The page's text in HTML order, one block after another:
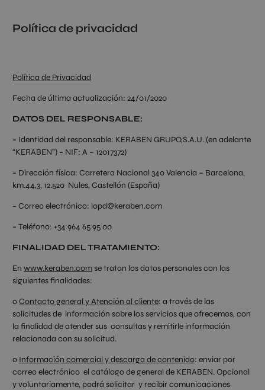
Política de privacidad
Política de Privacidad
Fecha de última actualización: 24/01/2020
DATOS DEL RESPONSABLE:
- Identidad del responsable: KERABEN GRUPO,S.A.U. (en adelante
“KERABEN”) - NIF: A – 12017372)
- Dirección física: Carretera Nacional 340 Valencia – Barcelona,
km.44,3, 12.520 Nules, Castellón (España)
- Correo electrónico: lopd@keraben.com
- Teléfono: +34 964 65 95 00
FINALIDAD DEL TRATAMIENTO:
En www.keraben.comse tratan los datos personales con las
siguientes finalidades:
oContacto general y Atención al cliente: a través de las
solicitudes de información sobre los servicios que ofrecemos, con
la finalidad de atender sus consultas y remitirle información
relacionada con su solicitud.
o Información comercial y descarga de contenido: enviar por
correo electrónico el catálogo de general de KERABEN. Opcional
y voluntariamente, podrá solicitar y recibir comunicaciones